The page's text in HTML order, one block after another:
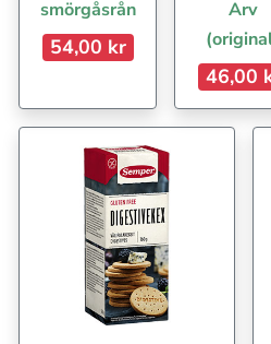
smörgåsrån
54,00 kr
Arv
46,00